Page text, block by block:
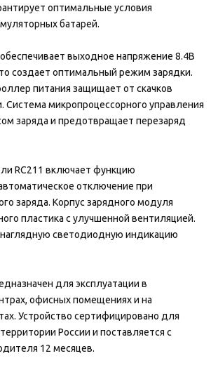
оптимальные условия
батарей.
выходное напряжение 8.4В
создает оптимальный режим зарядки.
питания защищает от скачков
Система микропроцессорного управления
заряда и предотвращает перезаряд
RC211 включает функцию
отключение при
заряда. Корпус зарядного модуля
пластика с улучшенной вентиляцией.
наглядную светодиодную индикацию
для эксплуатации в
офисных помещениях и на
Устройство сертифицировано для
России и поставляется с
12 месяцев.